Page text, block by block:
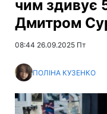
чим здивує
Дмитром
08:44 26.09.2025 Пт
ПОЛІНА КУЗЕНКО